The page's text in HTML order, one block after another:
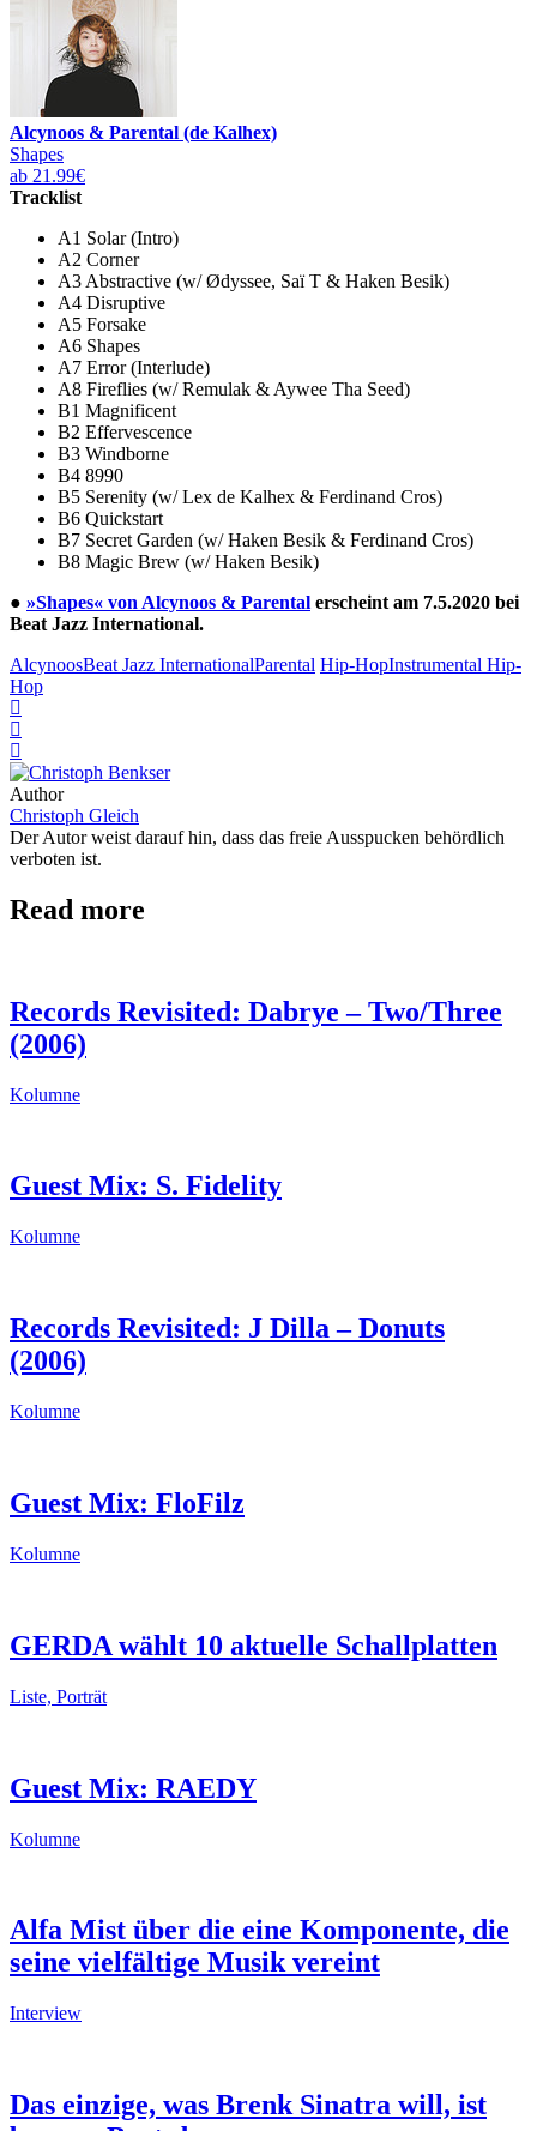
Alcynoos & Parental (de Kalhex)
Shapes
ab 21.99€
Tracklist
A1 Solar (Intro)
A2 Corner
A3 Abstractive (w/ Ødyssee, Saï T & Haken Besik)
A4 Disruptive
A5 Forsake
A6 Shapes
A7 Error (Interlude)
A8 Fireflies (w/ Remulak & Aywee Tha Seed)
B1 Magnificent
B2 Effervescence
B3 Windborne
B4 8990
B5 Serenity (w/ Lex de Kalhex & Ferdinand Cros)
B6 Quickstart
B7 Secret Garden (w/ Haken Besik & Ferdinand Cros)
B8 Magic Brew (w/ Haken Besik)
● »Shapes« von Alcynoos & Parental erscheint am 7.5.2020 bei
Beat Jazz International.
AlcynoosBeat Jazz InternationalParental Hip-HopInstrumental Hip-
Hop
Author
Christoph Gleich
Der Autor weist darauf hin, dass das freie Ausspucken behördlich
verboten ist.
Read more
Records Revisited: Dabrye – Two/Three
(2006)
Kolumne
Guest Mix: S. Fidelity
Kolumne
Records Revisited: J Dilla – Donuts
(2006)
Kolumne
Guest Mix: FloFilz
Kolumne
GERDA wählt 10 aktuelle Schallplatten
Liste, Porträt
Guest Mix: RAEDY
Kolumne
Alfa Mist über die eine Komponente, die
seine vielfältige Musik vereint
Interview
Das einzige, was Brenk Sinatra will, ist